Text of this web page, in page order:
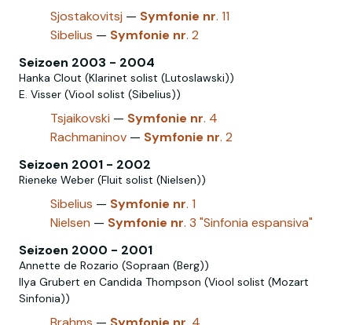
Sjostakovitsj — Symfonie nr. 11
Sibelius — Symfonie nr. 2
Seizoen 2003 - 2004
Hanka Clout (Klarinet solist (Lutoslawski))
E. Visser (Viool solist (Sibelius))
Tsjaikovski — Symfonie nr. 4
Rachmaninov‎ — Symfonie nr. 2
Seizoen 2001 - 2002
Rieneke Weber (Fluit solist (Nielsen‎))
Sibelius — Symfonie nr. 1
Nielsen — Symfonie nr. 3 "Sinfonia espansiva"
Seizoen 2000 - 2001
Annette de Rozario (Sopraan (Berg))
Ilya Grubert en Candida Thompson (Viool solist (Mozart
Sinfonia))